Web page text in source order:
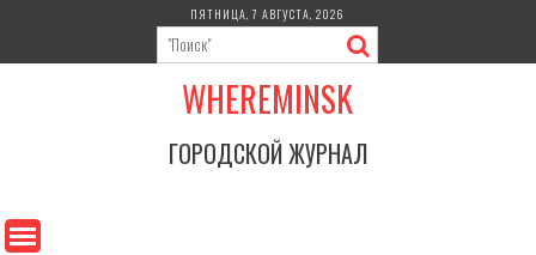
содержимому
ПЯТНИЦА, 7 АВГУСТА, 2026
WHEREMINSK
ГОРОДСКОЙ ЖУРНАЛ